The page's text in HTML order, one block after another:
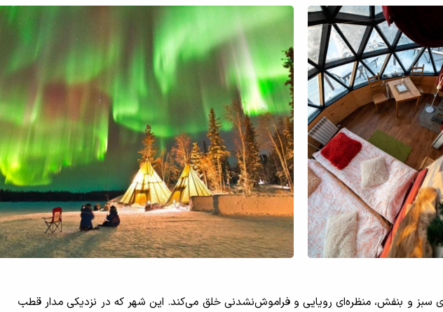
و بنفش، منظره‌ای رویایی و فراموش‌نشدنی خلق می‌کند. این شهر که در نزدیکی مدار قطب